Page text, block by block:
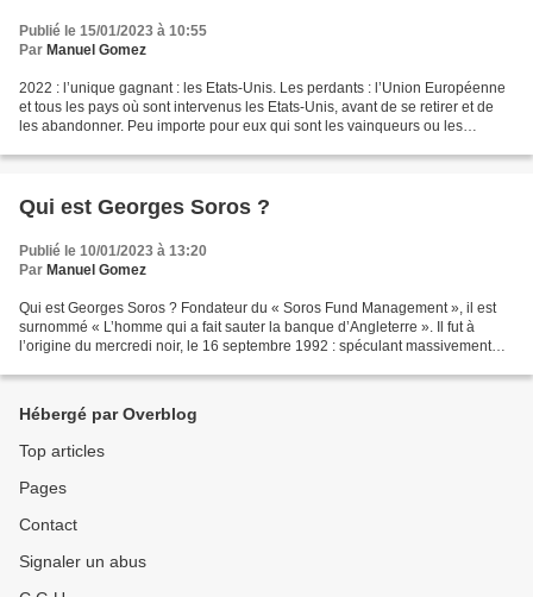
Publié le 15/01/2023 à 10:55
Par Manuel Gomez
2022 : l’unique gagnant : les Etats-Unis. Les perdants : l’Union Européenne
et tous les pays où sont intervenus les Etats-Unis, avant de se retirer et de
les abandonner. Peu importe pour eux qui sont les vainqueurs ou les
Qui est Georges Soros ?
Publié le 10/01/2023 à 13:20
Par Manuel Gomez
Qui est Georges Soros ? Fondateur du « Soros Fund Management », il est
surnommé « L’homme qui a fait sauter la banque d’Angleterre ». Il fut à
l’origine du mercredi noir, le 16 septembre 1992 : spéculant massivement
Hébergé par Overblog
Top articles
Pages
Contact
Signaler un abus